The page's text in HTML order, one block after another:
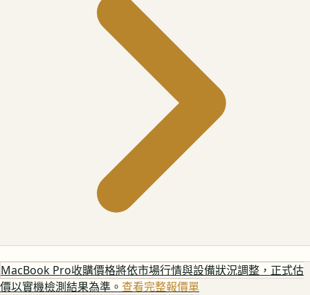
MacBook Pro收購價格將依市場行情與設備狀況調整，正式估
價以實機檢測結果為準。 查看完整報價單